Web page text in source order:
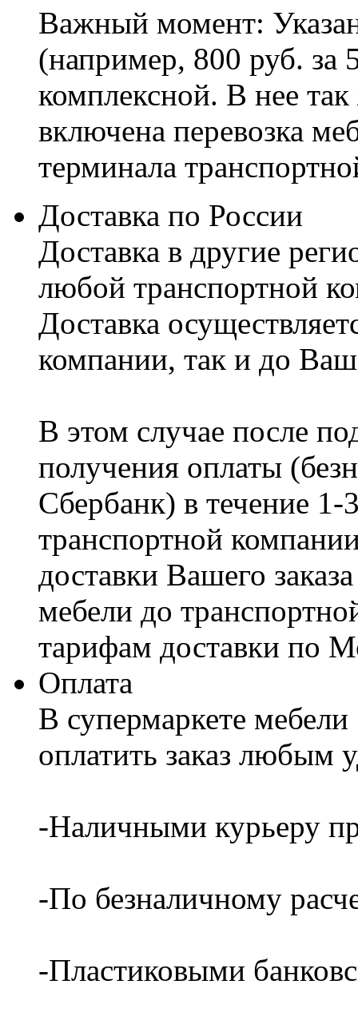
Важный момент:
(например, 800 руб. за
комплексной. В нее
включена перевозка
терминала
Доставка по России
Доставка в другие
любой транспортной
Доставка
компании, так и до
В этом случае после
получения оплаты
Сбербанк) в течение
транспортной
доставки Вашего
мебели до
тарифам доставки по
Оплата
В супермаркете
оплатить заказ любым
-Наличными курьеру
-По безналичному
-Пластиковыми